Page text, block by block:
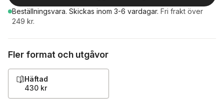
Beställningsvara. Skickas inom 3-6 vardagar. Fri frakt över
249 kr.
Fler format och utgåvor
Häftad
430 kr